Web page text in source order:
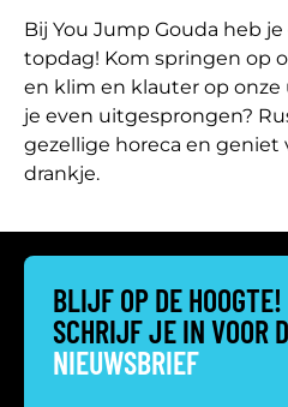
Bij You Jump Gouda heb
topdag! Kom springen op
en klim en klauter op onze
je even uitgesprongen?
gezellige horeca en geniet
drankje.
BLIJF OP DE HOOGTE!
SCHRIJF JE IN VOOR
NIEUWSBRIEF